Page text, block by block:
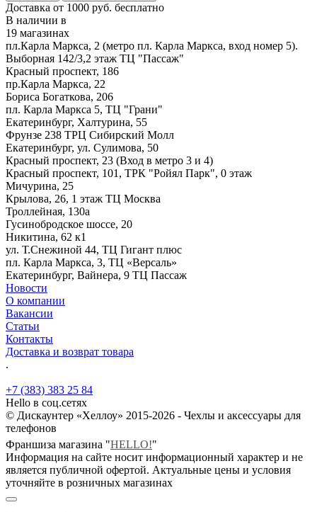
Доставка от 1000 руб. бесплатно
В наличии в
19 магазинах
пл.Карла Маркса, 2 (метро пл. Карла Маркса, вход номер 5).
Выборная 142/3,2 этаж ТЦ "Пассаж"
Красный проспект, 186
пр.Карла Маркса, 22
Бориса Богаткова, 206
пл. Карла Маркса 5, ТЦ "Грани"
Екатеринбург, Халтурина, 55
Фрунзе 238 ТРЦ Сибирский Молл
Екатеринбург, ул. Сулимова, 50
Красный проспект, 23 (Вход в метро 3 и 4)
Красный проспект, 101, ТРК "Ройял Парк", 0 этаж
Мичурина, 25
Крылова, 26, 1 этаж ТЦ Москва
Троллейная, 130а
Гусинобродское шоссе, 20
Никитина, 62 к1
ул. Т.Снежиной 44, ТЦ Гигант плюс
пл. Карла Маркса, 3, ТЦ «Версаль»
Екатеринбург, Вайнера, 9 ТЦ Пассаж
Новости
О компании
Вакансии
Статьи
Контакты
Доставка и возврат товара
.
+7 (383) 383 25 84
Hello в соц.сетях
© Дискаунтер «Хеллоу» 2015-2026 - Чехлы и аксессуары для
телефонов
Франшиза магазина "HELLO!"
Информация на сайте носит информационный характер и не
является публичной офертой. Актуальные цены и условия
уточняйте в розничных магазинах